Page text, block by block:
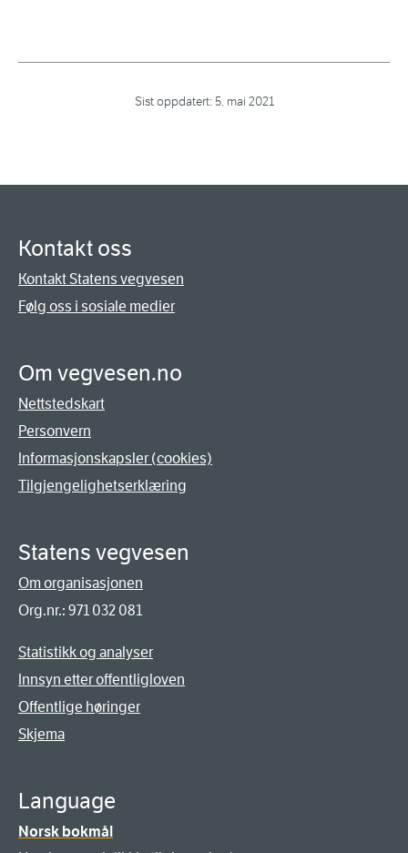
Sist oppdatert:5. mai 2021
Kontakt oss
Kontakt Statens vegvesen
Følg oss i sosiale medier
Om vegvesen.no
Nettstedskart
Personvern
Informasjonskapsler (cookies)
Tilgjengelighetserklæring
Statens vegvesen
Om organisasjonen
Org.nr.: 971 032 081
Statistikk og analyser
Innsyn etter offentligloven
Offentlige høringer
Skjema
Language
Norsk bokmål